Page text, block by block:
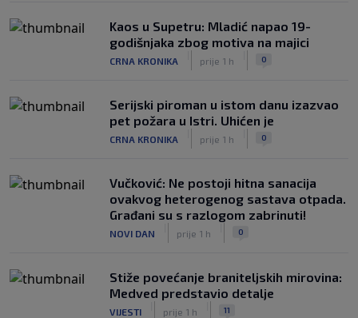
Kaos u Supetru: Mladić napao 19-
godišnjaka zbog motiva na majici
CRNA KRONIKA prije 1 h 0
Serijski piroman u istom danu izazvao
pet požara u Istri. Uhićen je
CRNA KRONIKA prije 1 h 0
Vučković: Ne postoji hitna sanacija
ovakvog heterogenog sastava otpada.
Građani su s razlogom zabrinuti!
NOVI DAN prije 1 h 0
Stiže povećanje braniteljskih mirovina:
Medved predstavio detalje
VIJESTI prije 1 h 11